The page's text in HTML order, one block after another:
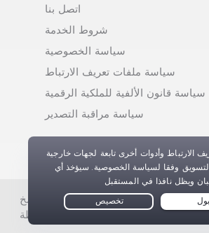
اتصل بنا
شروط الخدمة
سياسة الخصوصية
سياسة ملفات تعريف الارتباط
سياسة مراقبة التصدير
حقوق النسخ © Private Internet Access, Inc. جميع الحقوق